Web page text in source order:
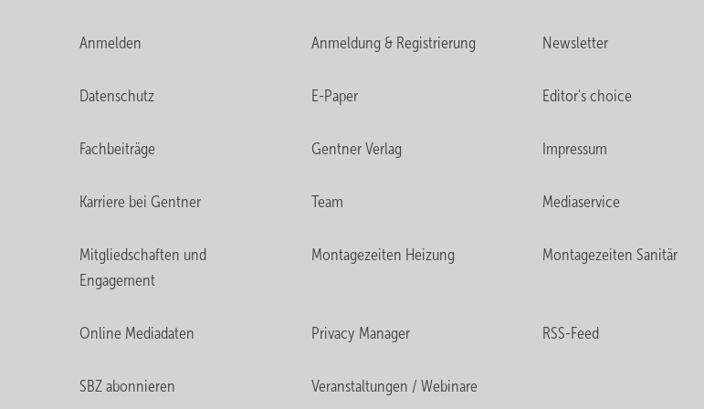
Anmelden Anmeldung & Registrierung Newsletter
Datenschutz E-Paper Editor's choice
Fachbeiträge Gentner Verlag Impressum
Karriere bei Gentner Team Mediaservice
Mitgliedschaften und
Engagement
Montagezeiten Heizung Montagezeiten Sanitär
Online Mediadaten Privacy Manager RSS-Feed
SBZ abonnieren Veranstaltungen / Webinare